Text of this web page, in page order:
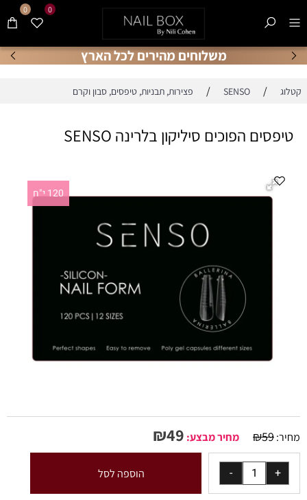
משלוחים מהירים לכל הארץ
0 0
קטלוג /
SENSO
/ פצירות, תבניות, טיפסים, סבון וקרם
טיפסים הפוכים סיליקון בלרינה SENSO
120 י"ח
מחיר: ₪59 מחיר מבצע: ₪49
הוספה לסל